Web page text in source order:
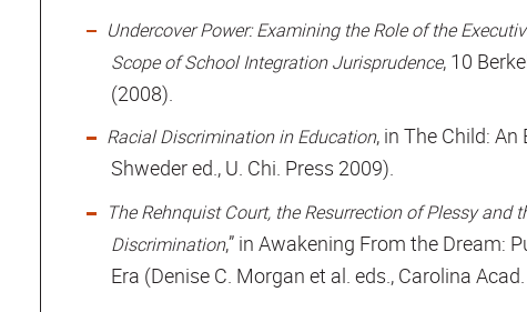
Undercover Power: Examining the Role of the
Scope of School Integration Jurisprudence, 10
(2008).
Racial Discrimination in Education, in The Child:
Shweder ed., U. Chi. Press 2009).
The Rehnquist Court, the Resurrection of Plessy and
Discrimination,” in Awakening From the Dream:
Era (Denise C. Morgan et al. eds., Carolina